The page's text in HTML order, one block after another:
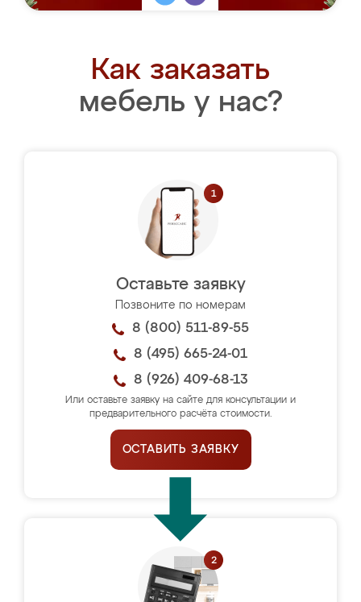
Как заказать
мебель у нас?
Оставьте заявку
Позвоните по номерам
8 (800) 511-89-55
8 (495) 665-24-01
8 (926) 409-68-13
Или оставьте заявку на сайте для консультации и
предварительного расчёта стоимости.
ОСТАВИТЬ ЗАЯВКУ